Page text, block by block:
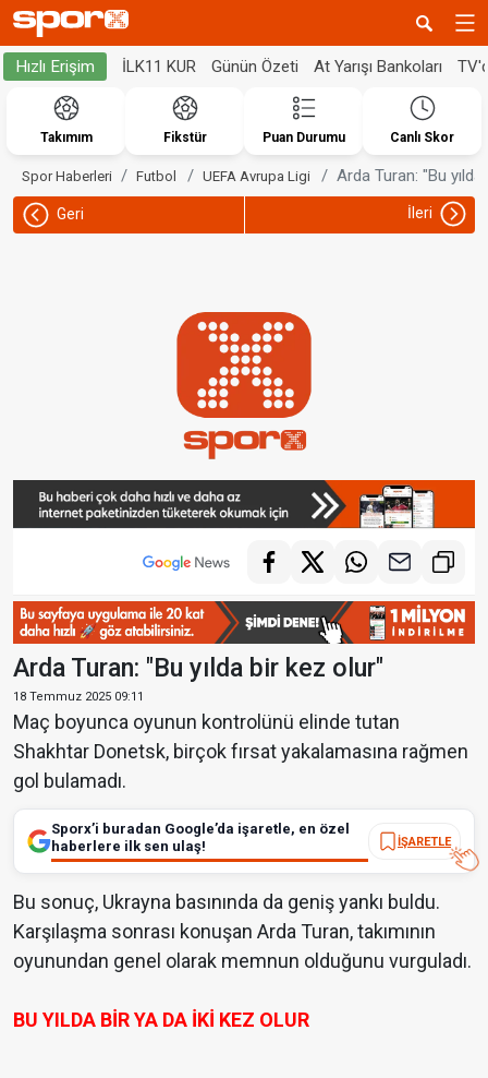
Hızlı Erişim İLK11 KUR Günün Özeti At Yarışı Bankoları
Takımım Fikstür Puan Durumu Canlı Skor
Spor Haberleri Futbol UEFA Avrupa Ligi Arda Turan: "Bu
Geri İleri
Arda Turan: "Bu yılda bir kez olur"
18 Temmuz 2025 09:11
Maç boyunca oyunun kontrolünü elinde tutan
Shakhtar Donetsk, birçok fırsat yakalamasına rağmen
gol bulamadı.
Sporx’i buradan Google’da işaretle, en özel
haberlere ilk sen ulaş!
İŞARETLE
Bu sonuç, Ukrayna basınında da geniş yankı buldu.
Karşılaşma sonrası konuşan Arda Turan, takımının
oyunundan genel olarak memnun olduğunu vurguladı.
BU YILDA BİR YA DA İKİ KEZ OLUR